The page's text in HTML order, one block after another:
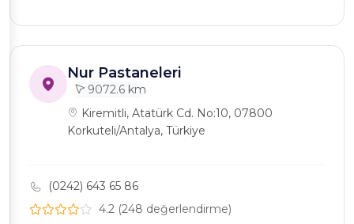
Nur Pastaneleri
9072.6 km
Kiremitli, Atatürk Cd. No:10, 07800
Korkuteli/Antalya, Türkiye
(0242) 643 65 86
4.2 (248 değerlendirme)